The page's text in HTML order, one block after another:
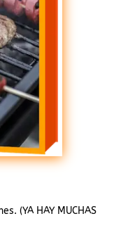
(YA HAY MUCHAS